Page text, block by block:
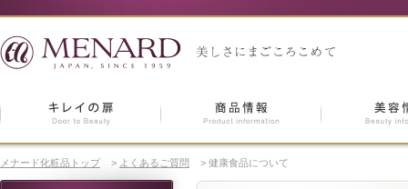
メナード化粧品トップ > よくあるご質問 > 健康食品について